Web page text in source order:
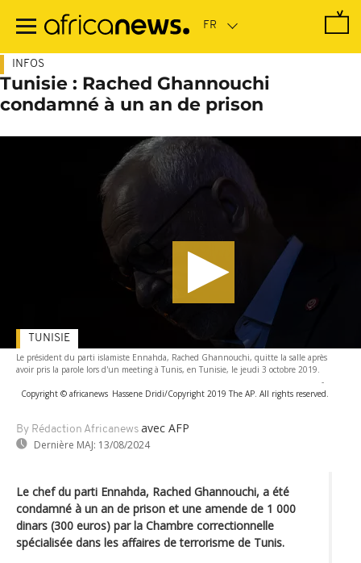
contenu
INFOS
Tunisie : Rached Ghannouchi
condamné à un an de prison
Le président du parti islamiste Ennahda, Rached Ghannouchi, quitte la salle après
avoir pris la parole lors d'un meeting à Tunis, en Tunisie, le jeudi 3 octobre 2019.
-
Copyright © africanews Hassene Dridi/Copyright 2019 The AP. All rights reserved.
By Rédaction Africanews avec AFP
Dernière MAJ: 13/08/2024
TUNISIE
Le chef du parti Ennahda, Rached Ghannouchi, a été
condamné à un an de prison et une amende de 1 000
dinars (300 euros) par la Chambre correctionnelle
spécialisée dans les affaires de terrorisme de Tunis.